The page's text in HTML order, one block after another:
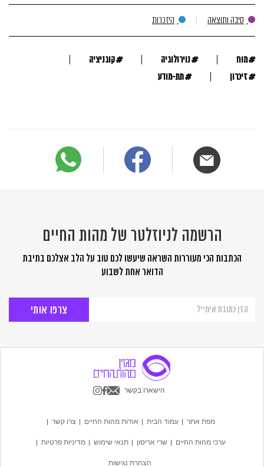
סיבה ותוצאה היזכרות
#מוח #נוירולוגיה #קוגניציה
#זיכרון #תת-מודע
הרשמה לניוזלטר של מהות החיים
הכתבות הכי מעוררות השראה שיעשו לכם טוב על הלב אצלכם בתיבת
הדואר אחת לשבוע
לניוזלטר
החיים
הישארו בקשר
מפת אתר עמוד הבית אודות מהות החיים צרו קשר
ערכי מהות החיים שרי אריסון תנאי שימוש מדיניות פרטיות
הצהרת נגישות